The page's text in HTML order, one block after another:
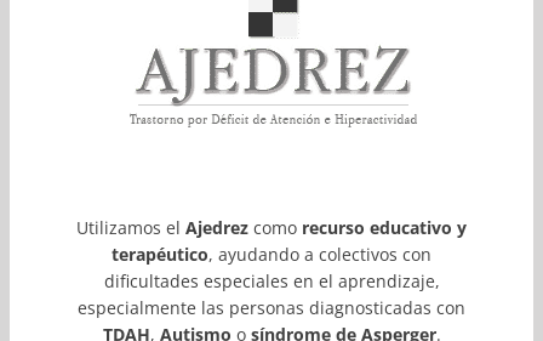
Utilizamos el Ajedrez como recurso educativo y
terapéutico, ayudando a colectivos con
dificultades especiales en el aprendizaje,
especialmente las personas diagnosticadas con
TDAH, Autismo o síndrome de Asperger.